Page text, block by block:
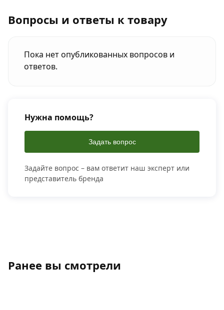
Вопросы и ответы к товару
Пока нет опубликованных вопросов и
ответов.
Нужна помощь?
Задать вопрос
Задайте вопрос – вам ответит наш эксперт или
представитель бренда
Ранее вы смотрели